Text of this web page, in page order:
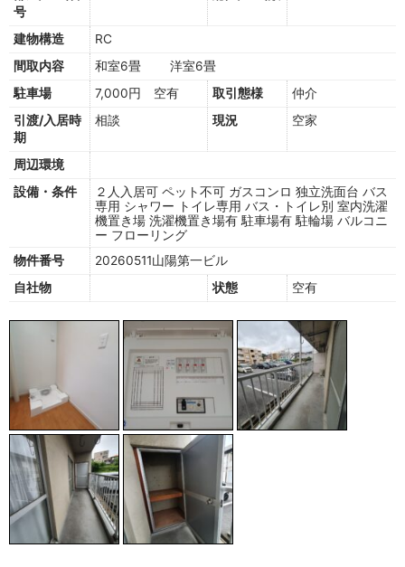
号
建物構造
RC
間取内容
和室6畳 洋室6畳
駐車場
7,000円 空有 取引態様
仲介
引渡/入居時
期
相談 現況 空家
周辺環境
設備・条件
２人入居可 ペット不可 ガスコンロ 独立洗面台 バス
専用 シャワー トイレ専用 バス・トイレ別 室内洗濯
機置き場 洗濯機置き場有 駐車場有 駐輪場 バルコニ
ー フローリング
物件番号
20260511山陽第一ビル
自社物
状態 空有